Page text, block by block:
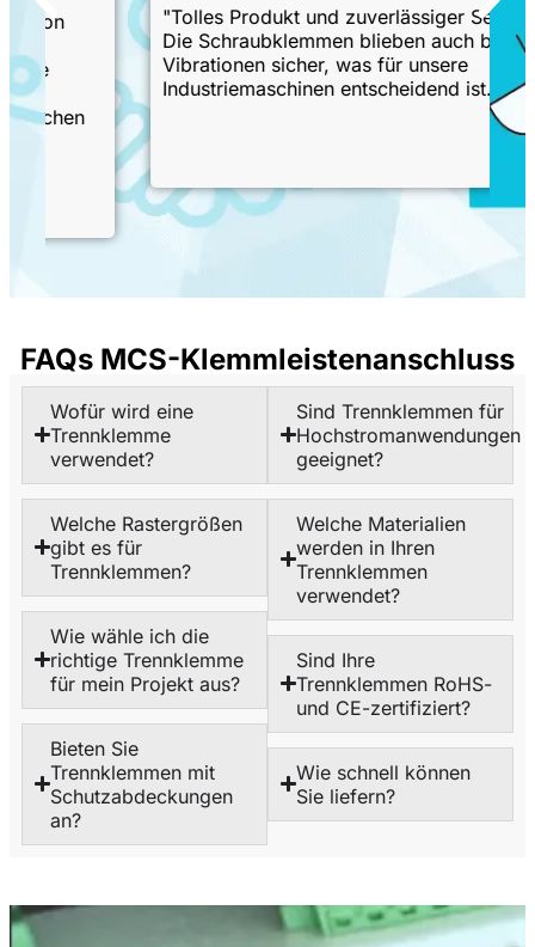
"Tolles Produkt und zuverlässiger Service.
Die Schraubklemmen blieben auch bei
Vibrationen sicher, was für unsere
Industriemaschinen entscheidend ist."
FAQs MCS-Klemmleistenanschluss
Wofür wird eine
Trennklemme
verwendet?
Welche Rastergrößen
gibt es für
Trennklemmen?
Wie wähle ich die
richtige Trennklemme
für mein Projekt aus?
Bieten Sie
Trennklemmen mit
Schutzabdeckungen
an?
Sind Trennklemmen für
Hochstromanwendungen
geeignet?
Welche Materialien
werden in Ihren
Trennklemmen
verwendet?
Sind Ihre
Trennklemmen RoHS-
und CE-zertifiziert?
Wie schnell können
Sie liefern?